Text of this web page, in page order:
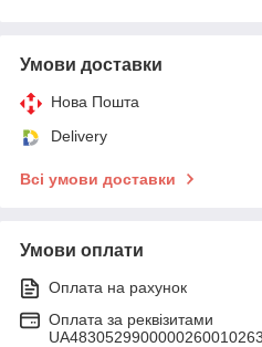
Умови доставки
Нова Пошта
Delivery
Всі умови доставки
Умови оплати
Оплата на рахунок
Оплата за реквізитами